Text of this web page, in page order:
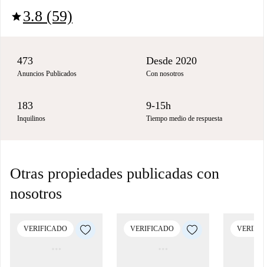
star3.8 (59)
473
Anuncios Publicados
Desde 2020
Con nosotros
183
Inquilinos
9-15h
Tiempo medio de respuesta
Otras propiedades publicadas con
nosotros
VERIFICADO VERIFICADO